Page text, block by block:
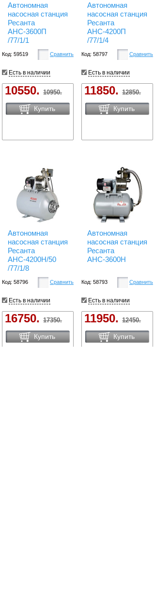
Автономная
насосная станция
Ресанта
АНС-3600П
/77/1/1
Код: 59519 Сравнить
Есть в наличии
10550. 10950.
Купить
Автономная
насосная станция
Ресанта
АНС-4200П
/77/1/4
Код: 58797 Сравнить
Есть в наличии
11850. 12850.
Купить
Автономная
насосная станция
Ресанта
АНС-4200Н/50
/77/1/8
Код: 58796 Сравнить
Есть в наличии
16750. 17350.
Купить
Автономная
насосная станция
Ресанта
АНС-3600Н
Код: 58793 Сравнить
Есть в наличии
11950. 12450.
Купить